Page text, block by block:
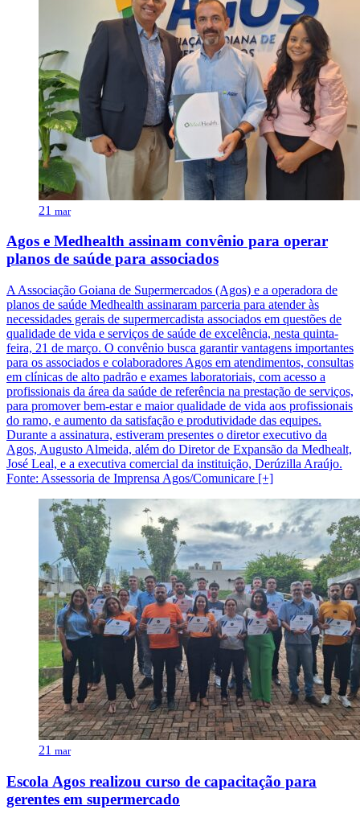
21 mar
Agos e Medhealth assinam convênio para operar
planos de saúde para associados
A Associação Goiana de Supermercados (Agos) e a operadora de
planos de saúde Medhealth assinaram parceria para atender às
necessidades gerais de supermercadista associados em questões de
qualidade de vida e serviços de saúde de excelência, nesta quinta-
feira, 21 de março. O convênio busca garantir vantagens importantes
para os associados e colaboradores Agos em atendimentos, consultas
em clínicas de alto padrão e exames laboratoriais, com acesso a
profissionais da área da saúde de referência na prestação de serviços,
para promover bem-estar e maior qualidade de vida aos profissionais
do ramo, e aumento da satisfação e produtividade das equipes.
Durante a assinatura, estiveram presentes o diretor executivo da
Agos, Augusto Almeida, além do Diretor de Expansão da Medhealt,
José Leal, e a executiva comercial da instituição, Derúzilla Araújo.
Fonte: Assessoria de Imprensa Agos/Comunicare [+]
21 mar
Escola Agos realizou curso de capacitação para
gerentes em supermercado